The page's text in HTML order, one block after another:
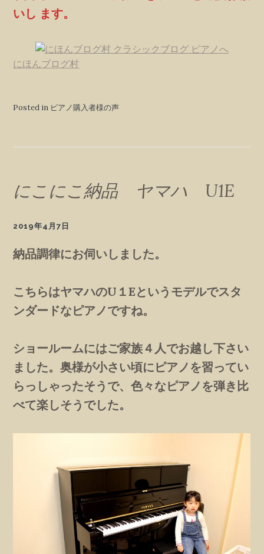
いし ます。
にほんブログ村
Posted in ピアノ購入者様の声
にこにこ納品 ヤマハ U1E
2019年4月7日
納品調律にお伺いしました。
こちらはヤマハのU１Eというモデルでスタ
ンダードなピアノですね。
ショールームにはご家族４人でお越し下さい
ました。奥様が小さい頃にピアノを習ってい
らっしゃったそうで、色々なピアノを弾き比
べて楽しそうでした。